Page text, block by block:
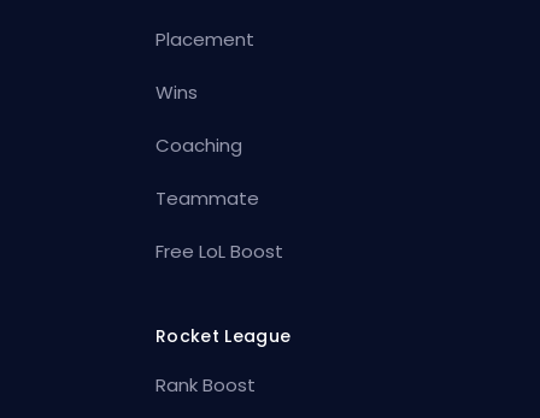
Placement
Wins
Coaching
Teammate
Free LoL Boost
Rocket League
Rank Boost